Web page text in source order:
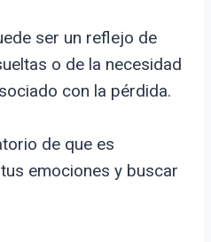
ser un reflejo de
o de la necesidad
con la pérdida.
de que es
emociones y buscar